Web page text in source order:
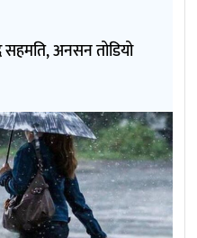
अनसन तोडियो